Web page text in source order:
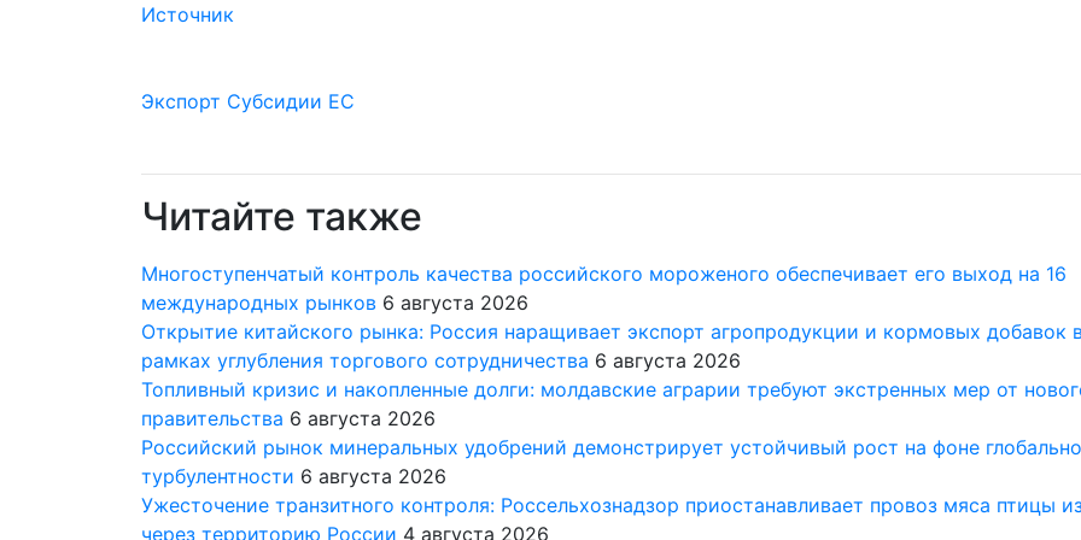
Источник
Экспорт Субсидии ЕС
Читайте также
Многоступенчатый контроль качества российского мороженого обеспечивает его выход на 16
международных рынков 6 августа 2026
Открытие китайского рынка: Россия наращивает экспорт агропродукции и кормовых добавок
рамках углубления торгового сотрудничества 6 августа 2026
Топливный кризис и накопленные долги: молдавские аграрии требуют экстренных мер от
правительства 6 августа 2026
Российский рынок минеральных удобрений демонстрирует устойчивый рост на фоне
турбулентности 6 августа 2026
Ужесточение транзитного контроля: Россельхознадзор приостанавливает провоз мяса птицы
через территорию России 4 августа 2026